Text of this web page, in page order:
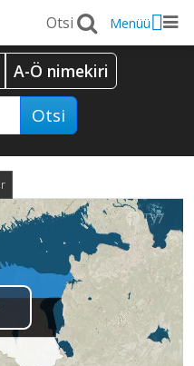
Menüü
A-Ö nimekiri
Otsi